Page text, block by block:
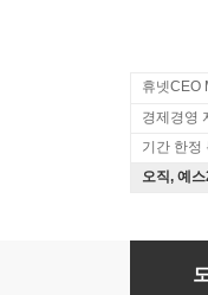
휴넷CEO
경제경영
기간 한정
오직, 예
빅테크